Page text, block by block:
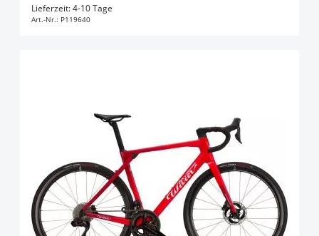
Lieferzeit: 4-10 Tage
Art.-Nr.: P119640